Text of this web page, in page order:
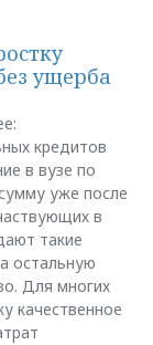
ущерба
кредитов
в вузе по
уже после
в
такие
остальную
Для многих
качественное